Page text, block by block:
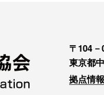
〒104－
東京都
拠点情